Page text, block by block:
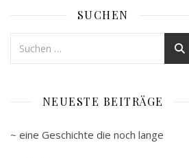
SUCHEN
NEUESTE BEITRÄGE
~ eine Geschichte die noch lange